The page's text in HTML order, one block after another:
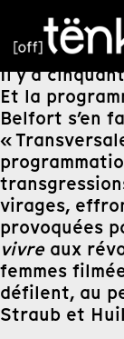
Il y a
Et la
Belfort s’en
«
virages,
provoquées
vivreaux
femmes
défilent, au
Straub et